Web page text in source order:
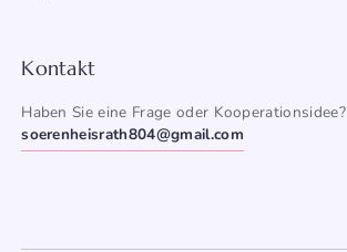
Kontakt
Haben Sie eine Frage oder Kooperationsidee?
soerenheisrath804@gmail.com